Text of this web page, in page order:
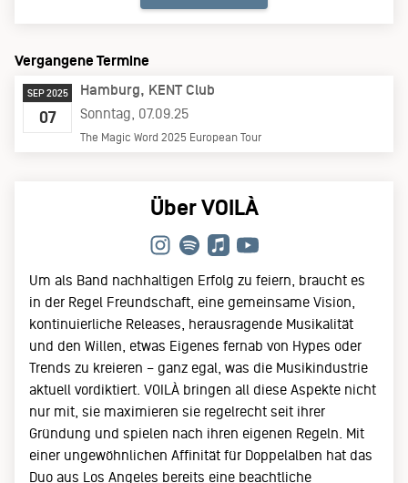
Vergangene Termine
SEP 2025
07
Hamburg
KENT Club
Sonntag, 07.09.25
The Magic Word 2025 European Tour
Über VOILÀ
Um als Band nachhaltigen Erfolg zu feiern, braucht es
in der Regel Freundschaft, eine gemeinsame Vision,
kontinuierliche Releases, herausragende Musikalität
und den Willen, etwas Eigenes fernab von Hypes oder
Trends zu kreieren – ganz egal, was die Musikindustrie
aktuell vordiktiert. VOILÀ bringen all diese Aspekte nicht
nur mit, sie maximieren sie regelrecht seit ihrer
Gründung und spielen nach ihren eigenen Regeln. Mit
einer ungewöhnlichen Affinität für Doppelalben hat das
Duo aus Los Angeles bereits eine beachtliche